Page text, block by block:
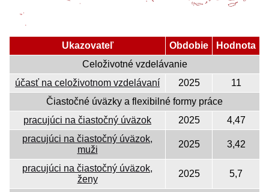
Ukazovateľ Obdobie
Hodnota
Celoživotné vzdelávanie
účasť na celoživotnom vzdelávaní
2025
11
Čiastočné úväzky a flexibilné formy práce
pracujúci na čiastočný úväzok
2025
4,47
pracujúci na čiastočný úväzok,
muži
2025 3,42
pracujúci na čiastočný úväzok,
ženy
2025 5,7